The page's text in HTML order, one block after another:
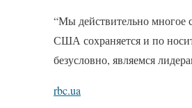
“Мы действительно многое
США сохраняется и по
безусловно, являемся
rbc.ua